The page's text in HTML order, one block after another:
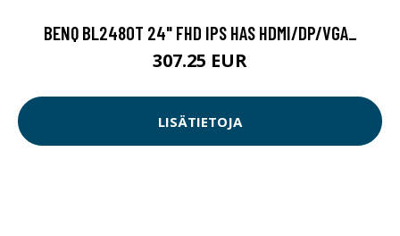
BENQ BL2480T 24" FHD IPS HAS HDMI/DP/VGA_
307.25 EUR
LISÄTIETOJA